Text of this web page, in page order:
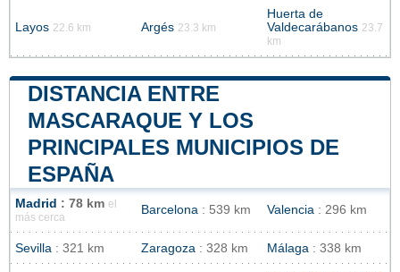
Layos 22.6 km Argés 23.3 km
Huerta de
Valdecarábanos 23.7
km
DISTANCIA ENTRE
MASCARAQUE Y LOS
PRINCIPALES MUNICIPIOS DE
ESPAÑA
Madrid : 78 km el
más cerca
Barcelona : 539 km Valencia : 296 km
Sevilla : 321 km Zaragoza : 328 km Málaga : 338 km